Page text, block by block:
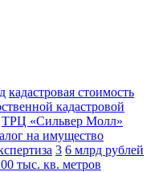
кадастровая стоимость
кадастровой
ТРЦ «Сильвер Молл»
на имущество
3 6 млрд рублей
тыс. кв. метров